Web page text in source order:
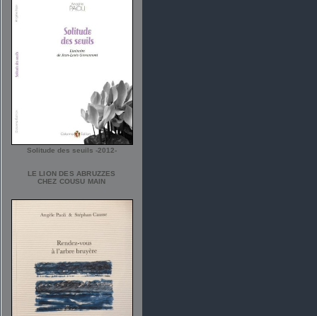
Solitude des seuils -2012-
LE LION DES ABRUZZES
CHEZ COUSU MAIN